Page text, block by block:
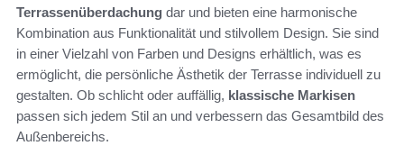
Terrassenüberdachung dar und bieten eine harmonische
Kombination aus Funktionalität und stilvollem Design. Sie sind
in einer Vielzahl von Farben und Designs erhältlich, was es
ermöglicht, die persönliche Ästhetik der Terrasse individuell zu
gestalten. Ob schlicht oder auffällig, klassische Markisen
passen sich jedem Stil an und verbessern das Gesamtbild des
Außenbereichs.